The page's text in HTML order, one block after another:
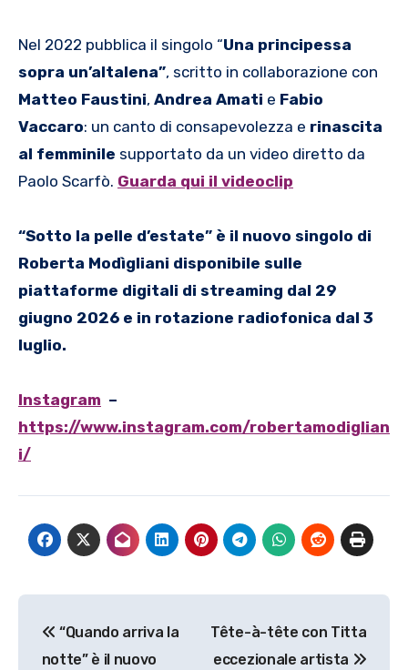
Nel 2022 pubblica il singolo “Una principessa
sopra un’altalena”, scritto in collaborazione con
Matteo Faustini, Andrea Amati e Fabio
Vaccaro: un canto di consapevolezza e rinascita
al femminile supportato da un video diretto da
Paolo Scarfò. Guarda qui il videoclip
“Sotto la pelle d’estate” è il nuovo singolo di
Roberta Modìgliani disponibile sulle
piattaforme digitali di streaming dal 29
giugno 2026 e in rotazione radiofonica dal 3
luglio.
Instagram –
https://www.instagram.com/robertamodiglian
i/
articoli
“Quando arriva la
notte” è il nuovo
Tête-à-tête con Titta
eccezionale artista